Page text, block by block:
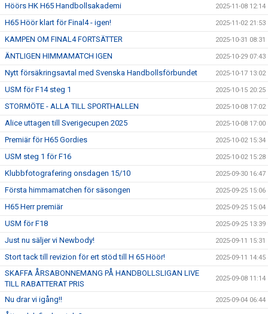
Höörs HK H65 Handbollsakademi 2025-11-08 12:14
H65 Höör klart för Final4 - igen! 2025-11-02 21:53
KAMPEN OM FINAL4 FORTSÄTTER 2025-10-31 08:31
ÄNTLIGEN HIMMAMATCH IGEN 2025-10-29 07:43
Nytt försäkringsavtal med Svenska Handbollsförbundet 2025-10-17 13:02
USM för F14 steg 1 2025-10-15 20:25
STORMÖTE - ALLA TILL SPORTHALLEN 2025-10-08 17:02
Alice uttagen till Sverigecupen 2025 2025-10-08 17:00
Premiär för H65 Gordies 2025-10-02 15:34
USM steg 1 för F16 2025-10-02 15:28
Klubbfotografering onsdagen 15/10 2025-09-30 16:47
Första himmamatchen för säsongen 2025-09-25 15:06
H65 Herr premiär 2025-09-25 15:04
USM för F18 2025-09-25 13:39
Just nu säljer vi Newbody! 2025-09-11 15:31
Stort tack till revizion för ert stöd till H 65 Höör! 2025-09-11 14:45
SKAFFA ÅRSABONNEMANG PÅ HANDBOLLSLIGAN LIVE
TILL RABATTERAT PRIS
2025-09-08 11:14
Nu drar vi igång!! 2025-09-04 06:44